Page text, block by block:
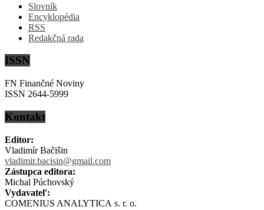
Slovník
Encyklopédia
RSS
Redakčná rada
ISSN
FN Finančné Noviny
ISSN 2644-5999
Kontakt
Editor:
Vladimír Bačišin
vladimir.bacisin@gmail.com
Zástupca editora:
Michal Púchovský
Vydavateľ:
COMENIUS ANALYTICA s. r. o.